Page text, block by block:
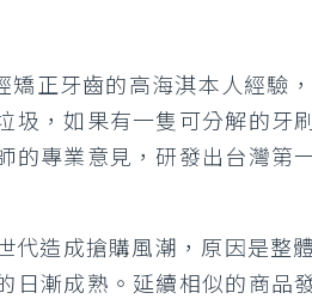
矯正牙齒的高海淇本人經驗
圾，如果有一隻可分解的牙
的專業意見，研發出台灣第
代造成搶購風潮，原因是整
日漸成熟。延續相似的商品